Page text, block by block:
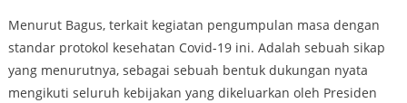
Menurut Bagus, terkait kegiatan pengumpulan masa dengan
standar protokol kesehatan Covid-19 ini. Adalah sebuah sikap
yang menurutnya, sebagai sebuah bentuk dukungan nyata
mengikuti seluruh kebijakan yang dikeluarkan oleh Presiden